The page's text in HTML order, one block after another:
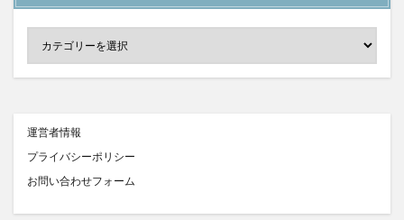
運営者情報
プライバシーポリシー
お問い合わせフォーム